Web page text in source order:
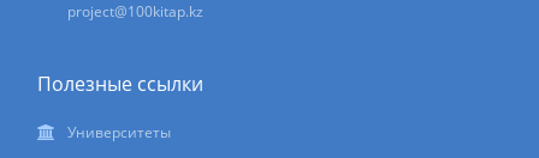
project@100kitap.kz
Полезные ссылки
Университеты